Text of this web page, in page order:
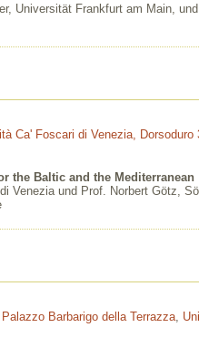
Universität Frankfurt am Main,
Ca' Foscari di Venezia, Dorsoduro
the Baltic and the Mediterranean
Venezia und Prof. Norbert Götz,
Palazzo Barbarigo della Terrazza,